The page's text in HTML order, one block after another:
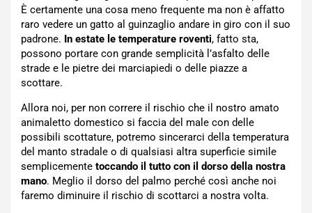
È certamente una cosa meno frequente ma non è affatto
raro vedere un gatto al guinzaglio andare in giro con il suo
padrone. In estate le temperature roventi, fatto sta,
possono portare con grande semplicità l’asfalto delle
strade e le pietre dei marciapiedi o delle piazze a
scottare.
Allora noi, per non correre il rischio che il nostro amato
animaletto domestico si faccia del male con delle
possibili scottature, potremo sincerarci della temperatura
del manto stradale o di qualsiasi altra superficie simile
semplicemente toccando il tutto con il dorso della nostra
mano. Meglio il dorso del palmo perché così anche noi
faremo diminuire il rischio di scottarci a nostra volta.